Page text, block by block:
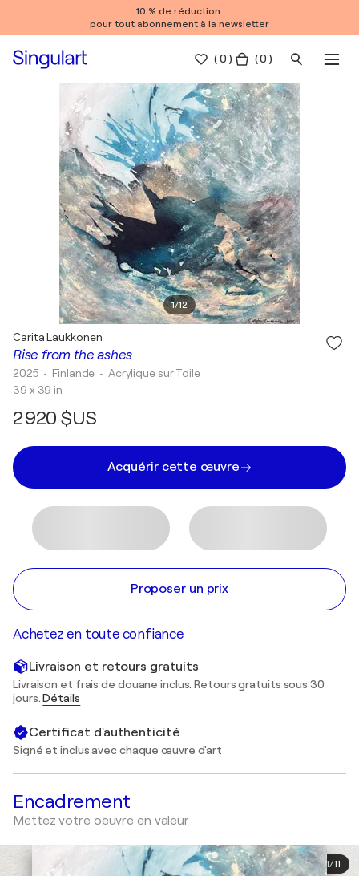
10 % de réduction
pour tout abonnement à la newsletter
(0 ) ( 0 )
1/12
Rise from the ashes
Carita Laukkonen
2025 • Finlande • Acrylique sur Toile
39 x 39 in
2 920 $US
Acquérir cette œuvre
Proposer un prix
Achetez en toute confiance
Livraison et retours gratuits
Livraison et frais de douane inclus. Retours gratuits sous 30
jours.Détails
Certificat d'authenticité
Signé et inclus avec chaque œuvre d'art
Encadrement
Mettez votre oeuvre en valeur
1/11